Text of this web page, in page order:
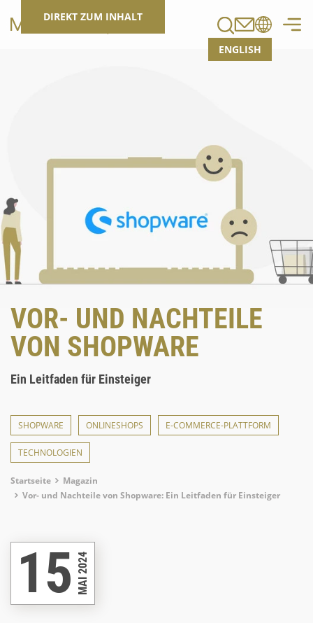
DIREKT ZUM INHALT
ENGLISH
VOR- UND NACHTEILE
VON SHOPWARE
Ein Leitfaden für Einsteiger
SHOPWARE ONLINESHOPS E-COMMERCE-PLATTFORM
TECHNOLOGIEN
Breadcrumb
Startseite
Magazin
Vor- und Nachteile von Shopware: Ein Leitfaden für Einsteiger
15MAI 2024